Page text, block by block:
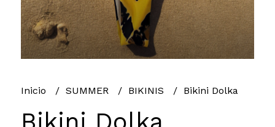
Inicio SUMMER BIKINIS Bikini Dolka